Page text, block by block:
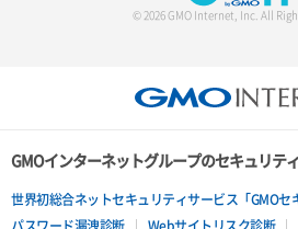
© 2026 GMO Internet, Inc. All
GMOインターネットグループのセキュリテ
世界初総合ネットセキュリティサービス「GMOセ